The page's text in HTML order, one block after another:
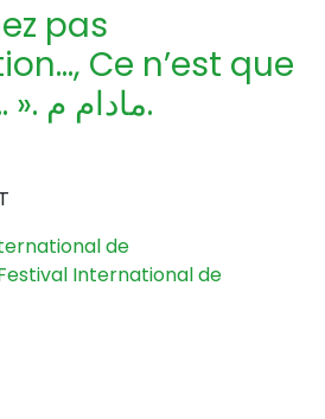
pas
Ce n’est que
du Théâtre… ». مادام م.
de
International de